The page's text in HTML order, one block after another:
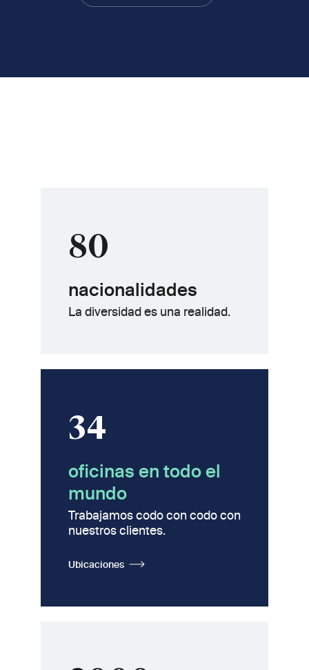
80
nacionalidades
La diversidad es una realidad.
34
oficinas en todo el
mundo
Trabajamos codo con codo con
nuestros clientes.
Ubicaciones